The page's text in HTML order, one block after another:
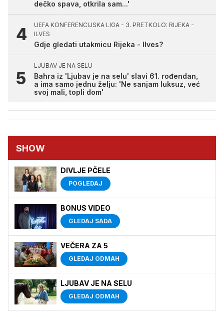
dečko spava, otkrila sam...'
UEFA KONFERENCIJSKA LIGA - 3. PRETKOLO: RIJEKA -
ILVES
Gdje gledati utakmicu Rijeka - Ilves?
LJUBAV JE NA SELU
Bahra iz 'Ljubav je na selu' slavi 61. rođendan,
a ima samo jednu želju: 'Ne sanjam luksuz, već
svoj mali, topli dom'
SHOW
DIVLJE PČELE
POGLEDAJ
BONUS VIDEO
GLEDAJ SADA
VEČERA ZA 5
GLEDAJ ODMAH
LJUBAV JE NA SELU
GLEDAJ ODMAH